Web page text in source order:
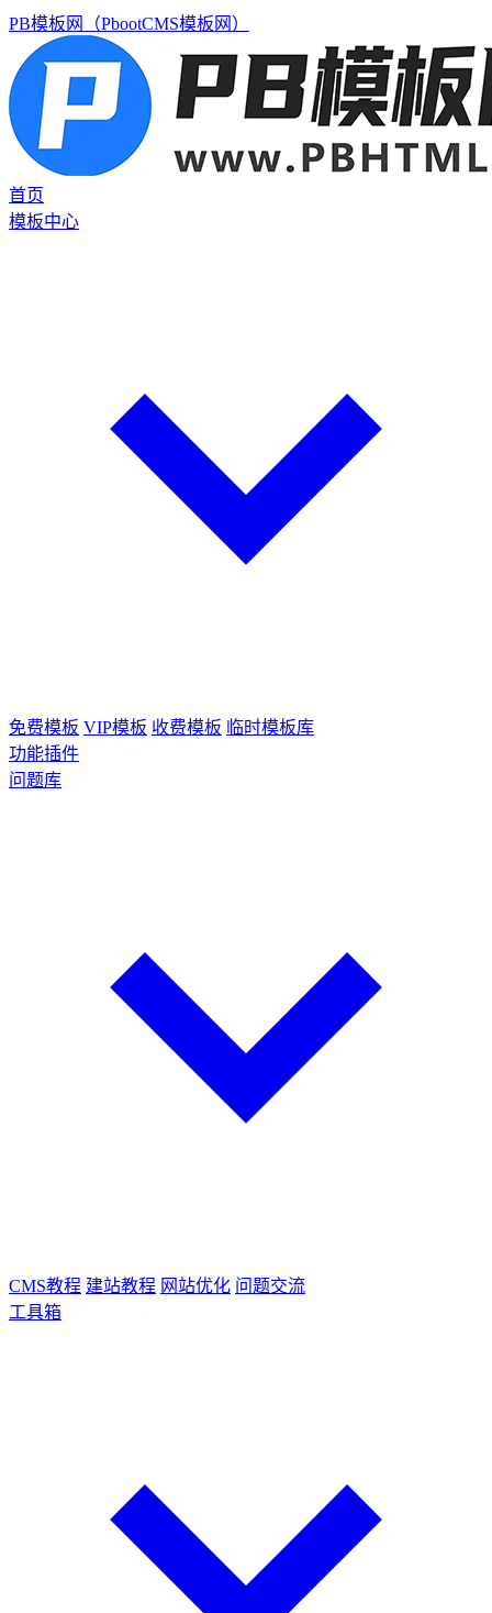
PB模板网（PbootCMS模板网）
首页
模板中心
免费模板 VIP模板 收费模板 临时模板库
功能插件
问题库
CMS教程 建站教程 网站优化 问题交流
工具箱